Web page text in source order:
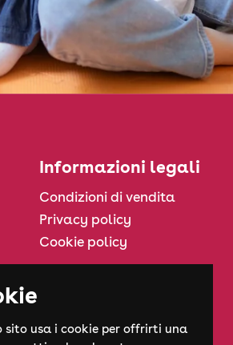
Informazioni legali
Condizioni di vendita
Privacy policy
Cookie policy
sito usa i cookie per offrirti una